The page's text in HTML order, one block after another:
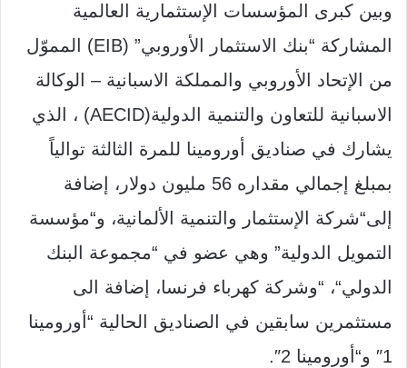
وبين كبرى المؤسسات الإستثمارية العالمية
المشاركة “بنك الاستثمار الأوروبي” (EIB)
المموّل
من الإتحاد الأوروبي والمملكة الاسبانية– الوكالة
الاسبانية للتعاون والتنمية الدولية(AECID)
، الذي
يشارك في صناديق أورومينا للمرة الثالثة توالياً
بمبلغ إجمالي مقداره 56 مليون دولار، إضافة
إلى“شركة الإستثمار والتنمية الألمانية، و“مؤسسة
التمويل الدولية” وهي عضو في “مجموعة البنك
الدولي“، “وشركة كهرباء فرنسا، إضافة الى
مستثمرين سابقين في الصناديق الحالية “ أورومينا
1″
و“ أورومينا 2″.